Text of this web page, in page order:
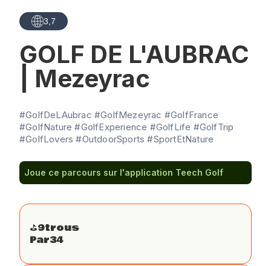
3,7
GOLF DE L'AUBRAC
| Mezeyrac
#GolfDeLAubrac #GolfMezeyrac #GolfFrance
#GolfNature #GolfExperience #GolfLife #GolfTrip
#GolfLovers #OutdoorSports #SportEtNature
Joue ce parcours sur l'application Teech Golf
⛳️9trous
Par34